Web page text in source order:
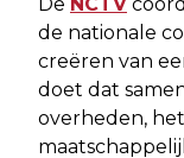
de nationale
creëren van
doet dat
overheden,